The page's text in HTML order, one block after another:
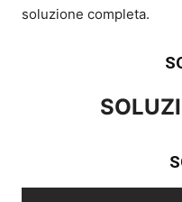
soluzione completa.